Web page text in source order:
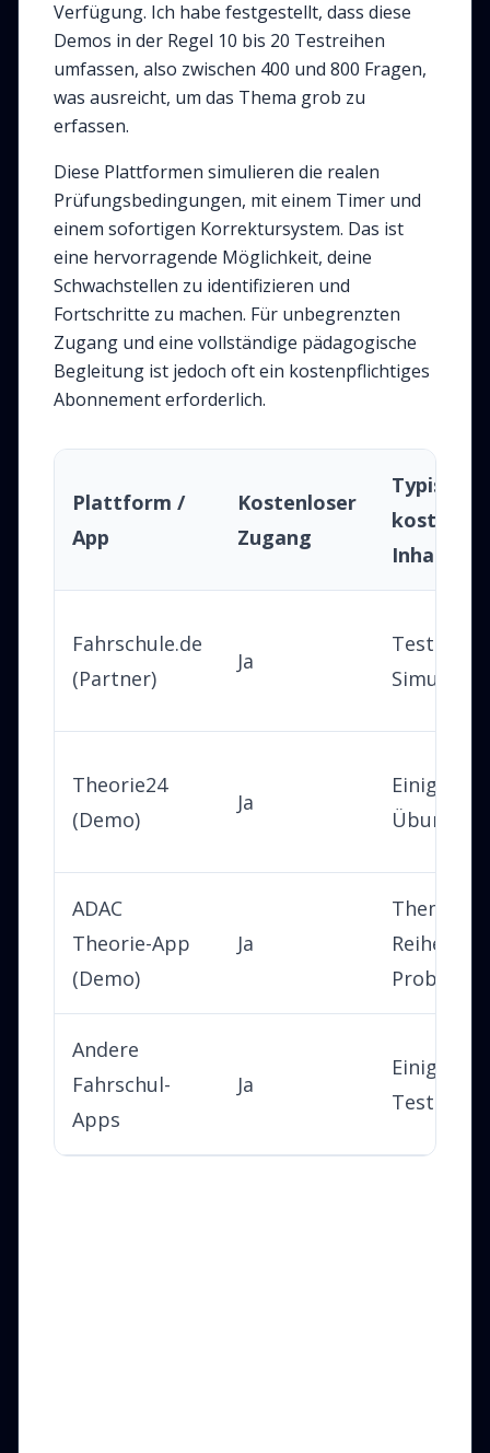
Verfügung. Ich habe festgestellt, dass diese
Demos in der Regel 10 bis 20 Testreihen
umfassen, also zwischen 400 und 800 Fragen,
was ausreicht, um das Thema grob zu
erfassen.
Diese Plattformen simulieren die realen
Prüfungsbedingungen, mit einem Timer und
einem sofortigen Korrektursystem. Das ist
eine hervorragende Möglichkeit, deine
Schwachstellen zu identifizieren und
Fortschritte zu machen. Für unbegrenzten
Zugang und eine vollständige pädagogische
Begleitung ist jedoch oft ein kostenpflichtiges
Abonnement erforderlich.
Plattform /
App
Kostenloser
Zugang
Typischer
Inhalt
Fahrschule.de
(Partner)
Ja
Theorie24
(Demo)
Ja
Einige
ADAC
Theorie-App
(Demo)
Ja
Reihen,
Andere
Fahrschul-
Apps
Ja
Einige
Tests